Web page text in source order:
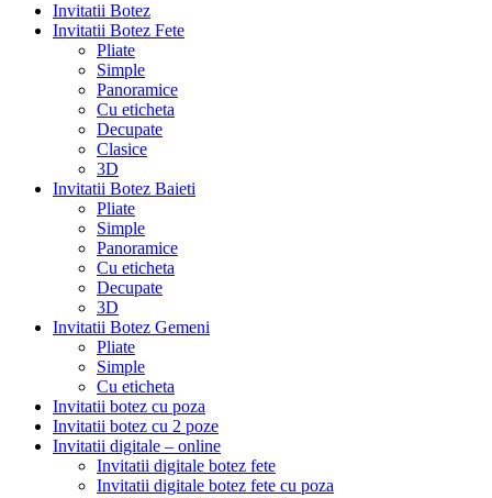
Invitatii Botez
Invitatii Botez Fete
Pliate
Simple
Panoramice
Cu eticheta
Decupate
Clasice
3D
Invitatii Botez Baieti
Pliate
Simple
Panoramice
Cu eticheta
Decupate
3D
Invitatii Botez Gemeni
Pliate
Simple
Cu eticheta
Invitatii botez cu poza
Invitatii botez cu 2 poze
Invitatii digitale – online
Invitatii digitale botez fete
Invitatii digitale botez fete cu poza